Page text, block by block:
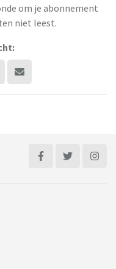
om je abonnement
niet leest.